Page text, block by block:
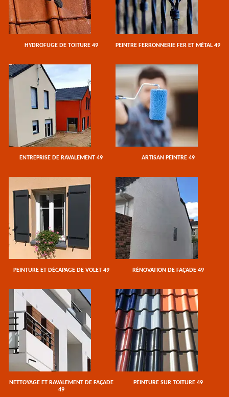
HYDROFUGE DE TOITURE 49 PEINTRE FERRONNERIE FER ET MÉTAL 49
ENTREPRISE DE RAVALEMENT 49 ARTISAN PEINTRE 49
PEINTURE ET DÉCAPAGE DE VOLET 49 RÉNOVATION DE FAÇADE 49
NETTOYAGE ET RAVALEMENT DE FAÇADE
49
PEINTURE SUR TOITURE 49